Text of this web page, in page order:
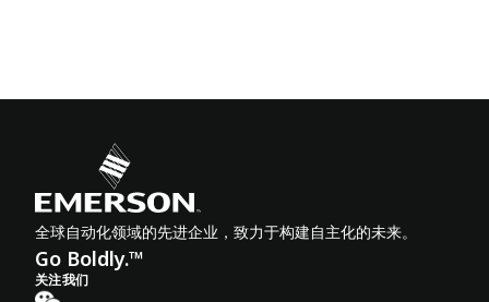
全球自动化领域的先进企业，致力于构建自主化的未来。
Go Boldly.™
关注我们